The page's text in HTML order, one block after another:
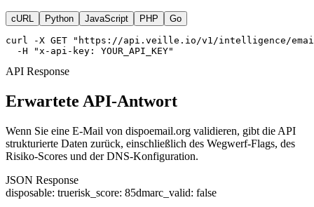
cURL Python JavaScript PHP Go
curl -X GET "https://api.veille.io/v1/intelligence/
  -H "x-api-key: YOUR_API_KEY"
API Response
Erwartete API-Antwort
Wenn Sie eine E-Mail von dispoemail.org validieren, gibt die API
strukturierte Daten zurück, einschließlich des Wegwerf-Flags, des
Risiko-Scores und der DNS-Konfiguration.
JSON Response
disposable: truerisk_score: 85dmarc_valid: false